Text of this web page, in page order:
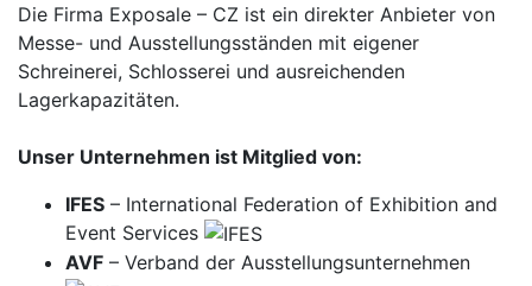
Die Firma Exposale – CZ ist ein direkter Anbieter von
Messe- und Ausstellungsständen mit eigener
Schreinerei, Schlosserei und ausreichenden
Lagerkapazitäten.
Unser Unternehmen ist Mitglied von:
IFES – International Federation of Exhibition and
Event Services
AVF – Verband der Ausstellungsunternehmen